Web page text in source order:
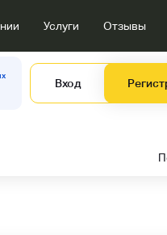
Услуги Отзывы
Вход